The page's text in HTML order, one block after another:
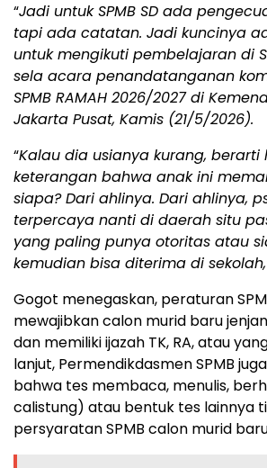
“Jadi untuk SPMB SD ada
tapi ada catatan. Jadi kuncinya
untuk mengikuti pembelajaran di
sela acara penandatanganan
SPMB RAMAH 2026/2027 di
Jakarta Pusat, Kamis (21/5/2026).
“Kalau dia usianya kurang, berarti
keterangan bahwa anak ini
siapa? Dari ahlinya. Dari ahlinya,
terpercaya nanti di daerah situ
yang paling punya otoritas atau
kemudian bisa diterima di
Gogot menegaskan, peraturan
mewajibkan calon murid baru
dan memiliki ijazah TK, RA, atau
lanjut, Permendikdasmen SPMB
bahwa tes membaca, menulis,
calistung) atau bentuk tes lainnya
persyaratan SPMB calon murid baru